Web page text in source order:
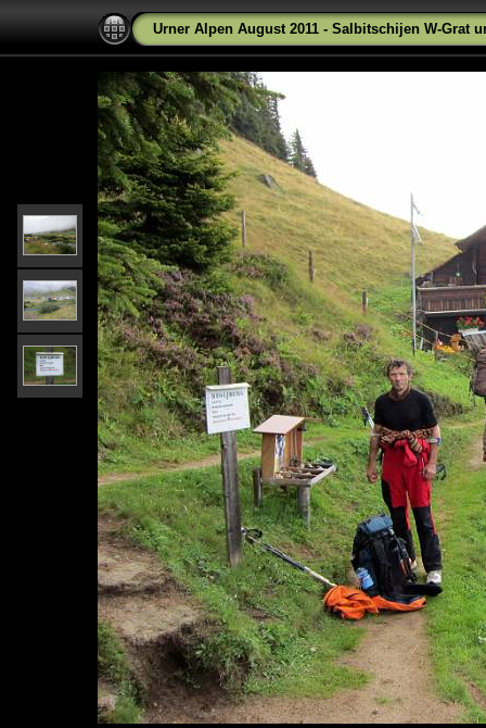
Urner Alpen August 2011 - Salbitschijen W-Grat